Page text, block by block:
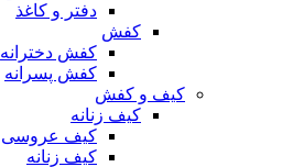
دفتر و کاغذ
کفش
کفش دخترانه
کفش پسرانه
کیف و کفش
کیف زنانه
کیف عروسی
کیف زنانه